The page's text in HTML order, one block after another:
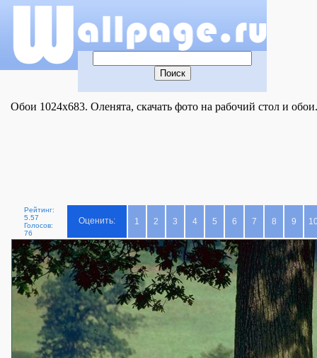
Обои 1024x683. Оленята, скачать фото на рабочий стол и обои.
Рейтинг:
5.57
Голосов:
76
Оценить: 1 2 3 4 5 6 7 8 9